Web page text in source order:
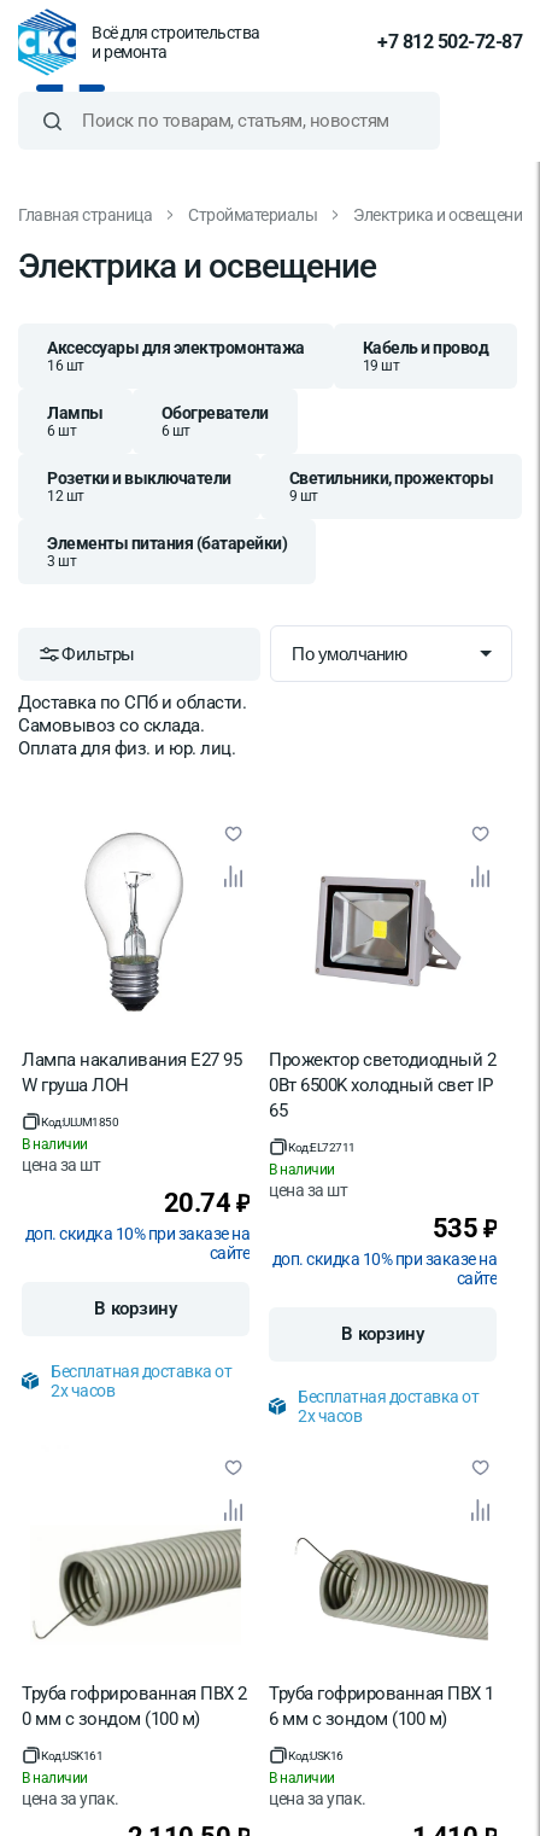
Всё для строительства
и ремонта
+7 812 502-72-87
Главная страница Стройматериалы Электрика и освещение
Электрика и освещение
Аксессуары для электромонтажа
16 шт
Кабель и провод
19 шт
Лампы
6 шт
Обогреватели
6 шт
Розетки и выключатели
12 шт
Светильники, прожекторы
9 шт
Элементы питания (батарейки)
3 шт
Доставка по СПб и области.
Самовывоз со склада.
Оплата для физ. и юр. лиц.
Фильтры
Лампа накаливания Е27 95
W груша ЛОН
Код:ULUM1850
В наличии
цена за шт
20.74 ₽
доп. скидка 10% при заказе на
сайте
В корзину
Бесплатная доставка от
2х часов
Прожектор светодиодный 2
0Вт 6500K холодный свет IP
65
Код:EL72711
В наличии
цена за шт
535 ₽
доп. скидка 10% при заказе на
сайте
В корзину
Бесплатная доставка от
2х часов
Труба гофрированная ПВХ 2
0 мм с зондом (100 м)
Код:USK161
В наличии
цена заупак.
Труба гофрированная ПВХ 1
6 мм с зондом (100 м)
Код:USK16
В наличии
цена заупак.